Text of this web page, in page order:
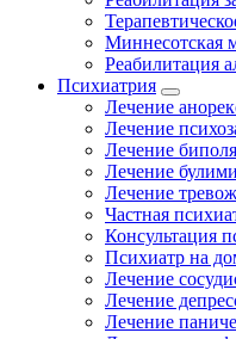
Миннесотская
Реабилитация
Психиатрия
Лечение
Лечение
Лечение
Лечение
Лечение
Частная
Консультация
Психиатр на
Лечение
Лечение
Лечение